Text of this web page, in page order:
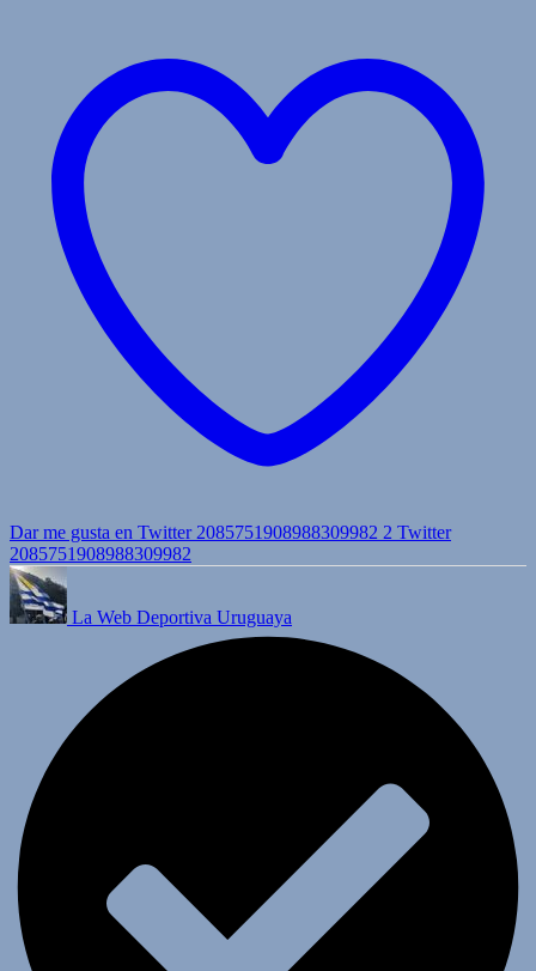
Dar me gusta en Twitter 2085751908988309982 2 Twitter
2085751908988309982
La Web Deportiva Uruguaya